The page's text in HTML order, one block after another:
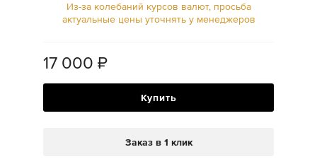
Из-за колебаний курсов валют, просьба
актуальные цены уточнять у менеджеров
17 000 ₽
Купить
Заказ в 1 клик